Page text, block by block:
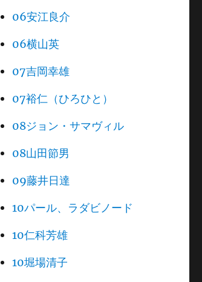
06安江良介
06横山英
07吉岡幸雄
07裕仁（ひろひと）
08ジョン・サマヴィル
08山田節男
09藤井日達
10パール、ラダビノード
10仁科芳雄
10堀場清子